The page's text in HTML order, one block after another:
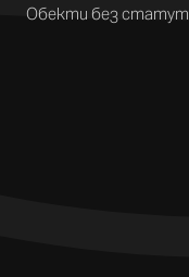
Обекти без статут